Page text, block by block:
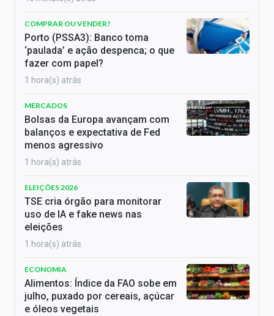
COMPRAR OU VENDER?
Porto (PSSA3): Banco toma
‘paulada’ e ação despenca; o que
fazer com papel?
1 hora(s) atrás
MERCADOS
Bolsas da Europa avançam com
balanços e expectativa de Fed
menos agressivo
1 hora(s) atrás
ELEIÇÕES 2026
TSE cria órgão para monitorar
uso de IA e fake news nas
eleições
1 hora(s) atrás
ECONOMIA
Alimentos: Índice da FAO sobe em
julho, puxado por cereais, açúcar
e óleos vegetais